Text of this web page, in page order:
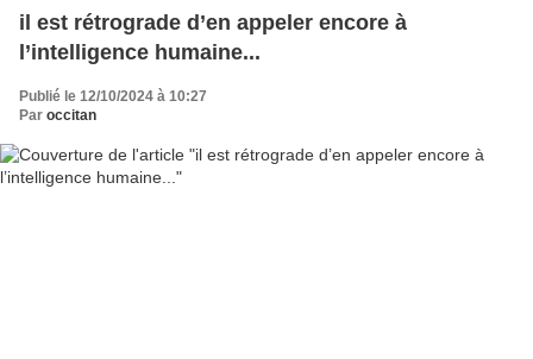
il est rétrograde d’en appeler encore à
l’intelligence humaine...
Publié le 12/10/2024 à 10:27
Par occitan